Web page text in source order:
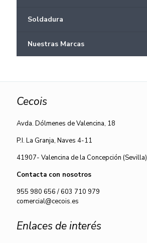
Soldadura
Nuestras Marcas
Cecois
Avda. Dólmenes de Valencina, 18
P.I. La Granja, Naves 4-11
41907- Valencina de la Concepción (Sevilla)
Contacta con nosotros
955 980 656/603 710 979
comercial@cecois.es
Enlaces de interés